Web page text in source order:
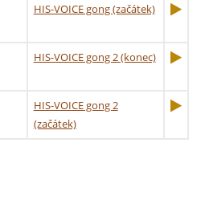
HIS-VOICE gong (začátek)
HIS-VOICE gong 2 (konec)
HIS-VOICE gong 2
(začátek)